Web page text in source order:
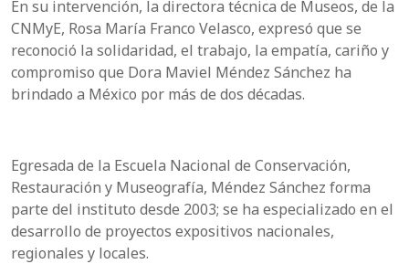
En su intervención, la directora técnica de Museos, de la
CNMyE, Rosa María Franco Velasco, expresó que se
reconoció la solidaridad, el trabajo, la empatía, cariño y
compromiso que Dora Maviel Méndez Sánchez ha
brindado a México por más de dos décadas.
Egresada de la Escuela Nacional de Conservación,
Restauración y Museografía, Méndez Sánchez forma
parte del instituto desde 2003; se ha especializado en el
desarrollo de proyectos expositivos nacionales,
regionales y locales.